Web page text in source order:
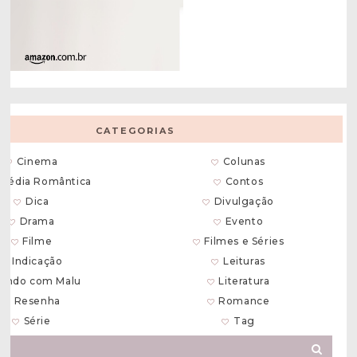
CATEGORIAS
Cinema
Colunas
Romântica
Contos
Dica
Divulgação
Drama
Evento
Filme
Filmes e Séries
Indicação
Leituras
com Malu
Literatura
Resenha
Romance
Série
Tag